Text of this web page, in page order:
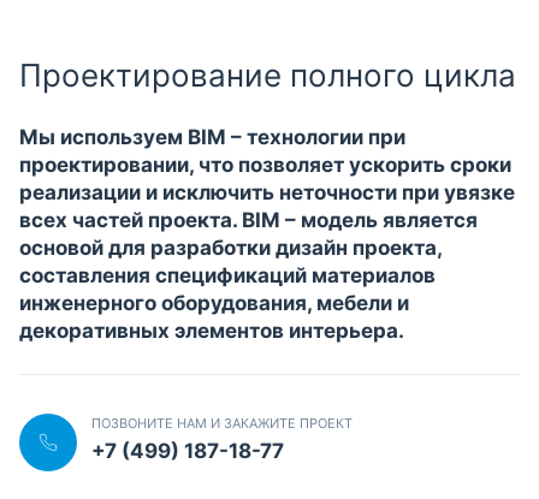
Проектирование полного цикла
Мы используем BIM – технологии при
проектировании, что позволяет ускорить сроки
реализации и исключить неточности при увязке
всех частей проекта. BIM – модель является
основой для разработки дизайн проекта,
составления спецификаций материалов
инженерного оборудования, мебели и
декоративных элементов интерьера.
ПОЗВОНИТЕ НАМ И ЗАКАЖИТЕ ПРОЕКТ
+7 (499) 187-18-77